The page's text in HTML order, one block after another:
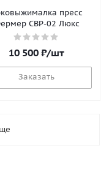
пресс
СВР-02 Люкс
10 500 ₽/шт
Заказать